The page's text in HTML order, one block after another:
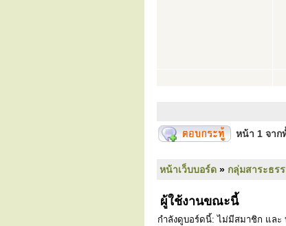
หน้า 1 จาก
หน้าเว็บบอร์ด » กลุ่มสาระธร
ผู้ใช้งานขณะนี้
กำลังดูบอร์ดนี้: ไม่มีสมาชิก และ